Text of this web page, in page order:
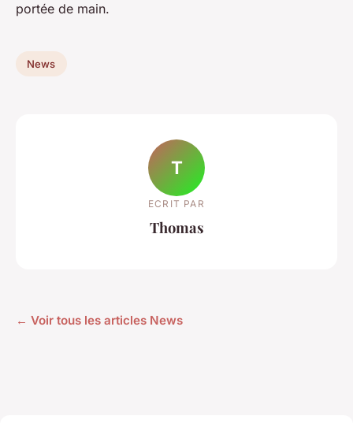
portée de main.
News
T
ECRIT PAR
Thomas
← Voir tous les articles News